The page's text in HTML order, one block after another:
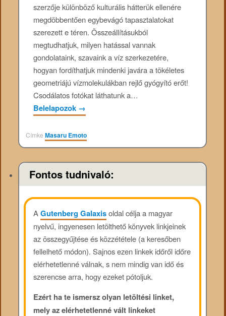
szerzője különböző kulturális hátterük ellenére
megdöbbentően egybevágó tapasztalatokat
szerezett e téren. Összeállításukból
megtudhatjuk, milyen hatással vannak
gondolataink, szavaink a víz szerkezetére,
hogyan fordíthatjuk mindenki javára a tökéletes
geometriájú vízmolekulákban rejlő gyógyító erőt!
Csodálatos fotókat láthatunk a…
Belelapozok →
CímkeMasaru Emoto
Fontos tudnivaló:
AGutenberg Galaxisoldal célja a magyar
nyelvű, ingyenesen letölthető könyvek linkjeinek
az összegyűjtése és közzététele (a keresőben
fellelhető módon). Sajnos ezen linkek időről időre
elérhetetlenné válnak, s nem mindig van idő és
szerencse arra, hogy ezeket pótoljuk.
Ezért ha te ismersz olyan letöltési linket,
mely az elérhetetlenné vált linkeket